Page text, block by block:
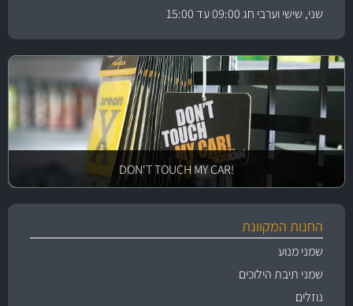
שני, שישי וערבי חג 09:00 עד 15:00
!DON'T TOUCH MY CAR
החנות המקוונת
שמני מנוע
שמני תיבת הילוכים
נוזלים